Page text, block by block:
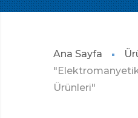
Ana Sayfa
Ürünleri"